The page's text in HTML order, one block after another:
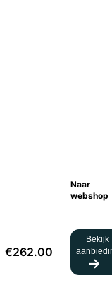
Naar
webshop
€262.00
Bekijk